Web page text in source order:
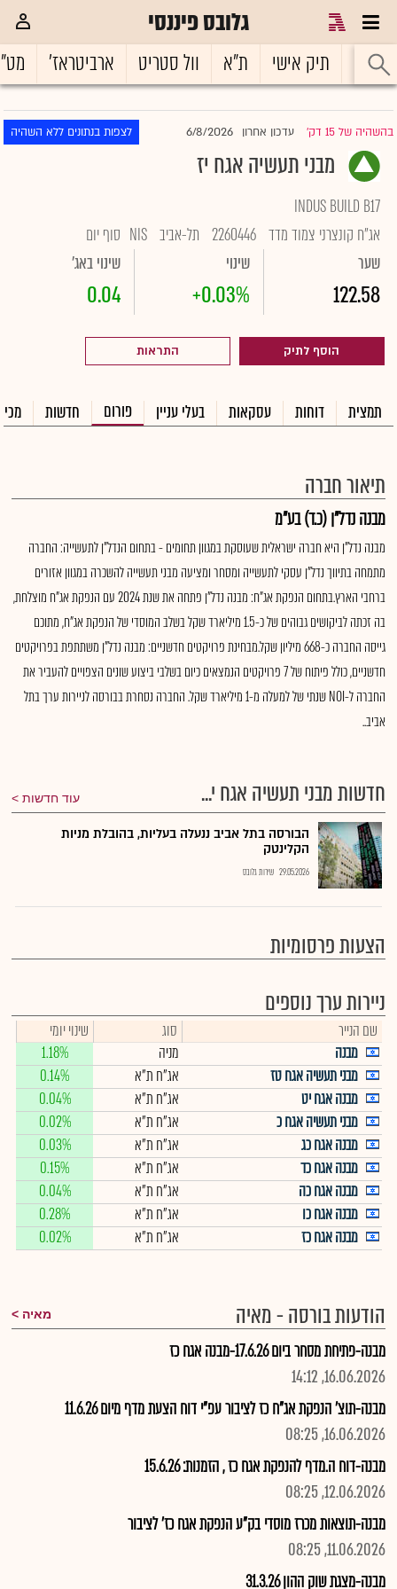
גלובס פיננסי
ראשי תיק אישי ת"א וול סטריט ארביטראז'
בהשהיה של 15 דק' |עדכון אחרון 6/8/2026 לצפות בנתונים ללא השהיה
מבני תעשיה אגח יז
INDUS BUILD B17
אג"ח קונצרני צמוד מדד 2260446 תל-אביב NIS סוף יום
שער
122.58
שינוי
+0.03%
שינוי באג'
0.04
הוסף לתיק התראות
תמצית דוחות עסקאות בעלי עניין פורום חדשות
תיאור חברה
מבנה נדל"ן (כ.ד) בע"מ
מבנה נדל"ן היא חברה ישראלית שעוסקת במגוון תחומים - בתחום הנדל"ן לתעשייה: החברה
מתמחה בתיווך נדל"ן עסקי לתעשייה ומסחר ומציעה מבני תעשייה להשכרה במגוון אזורים
ברחבי הארץ.בתחום הנפקת אג"ח: מבנה נדל"ן פתחה את שנת 2024 עם הנפקת אג"ח מוצלחת,
בה זכתה לביקושים גבוהים של כ-1.5 מיליארד שקל בשלב המוסדי של הנפקת אג"ח, מתוכם
גייסה החברה כ-668 מיליון שקל.מבחינת פרויקטים חדשניים: מבנה נדל"ן משתתפת בפרויקטים
חדשניים, כולל פיתוח של 7 פרויקטים הנמצאים כיום בשלבי ביצוע שונים הצפויים להעביר את
החברה ל-NOI שנתי של למעלה מ-1 מיליארד שקל. החברה נסחרת בבורסה לניירות ערך בתל
אביב..
חדשות מבני תעשיה אגח י... עוד חדשות
הבורסה בתל אביב ננעלה בעליות, בהובלת מניות
הקלינטק
29.05.2026 שירות גלובס
הצעות פרסומיות
ניירות ערך נוספים
שם הנייר סוג
שינוי יומי
מבנה
מניה
1.18%
מבני תעשיה אגח טז
אג"ח ת"א
0.14%
מבנה אגח יט
אג"ח ת"א
0.04%
מבני תעשיה אגח כ
אג"ח ת"א
0.02%
מבנה אגח כג
אג"ח ת"א
0.03%
מבנה אגח כד
אג"ח ת"א
0.15%
מבנה אגח כה
אג"ח ת"א
0.04%
מבנה אגח כו
אג"ח ת"א
0.28%
מבנה אגח כז
אג"ח ת"א 0.02%
הודעות בורסה - מאיה מאיה
מבנה-פתיחת מסחר ביום 17.6.26-מבנה אגח כז
16.06.2026, 14:12
מבנה-תוצ' הנפקת אג"ח כז לציבור עפ"י דוח הצעת מדף מיום 11.6.26
16.06.2026, 08:25
מבנה-דוח ה.מדף להנפקת אגח כז , הזמנות: 15.6.26
12.06.2026, 08:25
מבנה-תוצאות מכרז מוסדי בק"ע הנפקת אגח כז' לציבור
11.06.2026, 08:25
מבנה-מצגת שוק ההון 31.3.26